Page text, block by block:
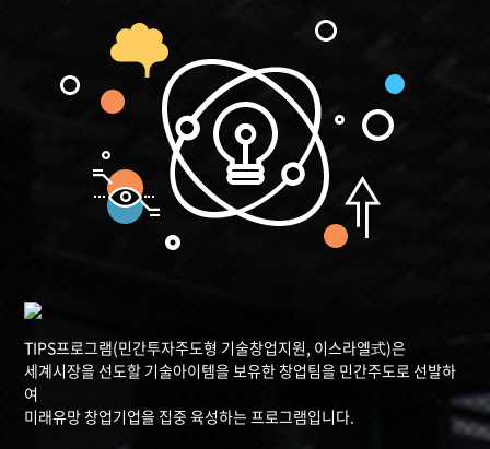
TIPS프로그램(민간투자주도형 기술창업지원, 이스라엘式)은
세계시장을 선도할 기술아이템을 보유한 창업팀을 민간주도로 선발하
여
미래유망 창업기업을 집중 육성하는 프로그램입니다.